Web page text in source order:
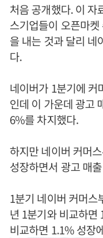
처음 공개했다. 이 자
스기업들이 오픈마
을 내는 것과 달리 네
다.
네이버가 1분기에 커
인데 이 가운데 광고
6%를 차지했다.
하지만 네이버 커머
성장하면서 광고 매
1분기 네이버 커머스
년 1분기와 비교하면
비교하면 1.1% 성장